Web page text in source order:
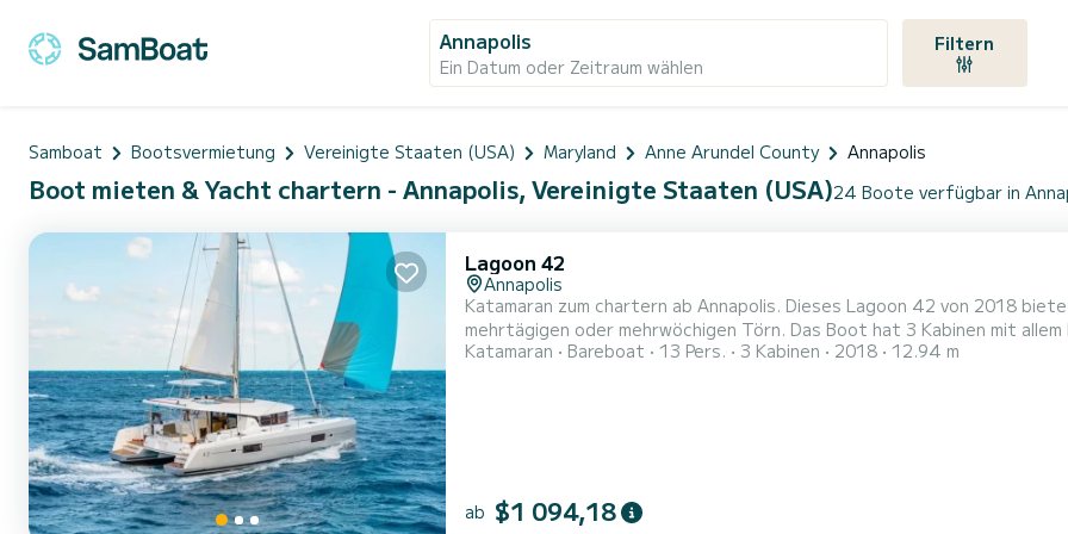
Annapolis
Ein Datum oder Zeitraum wählen
Filtern
Samboat Bootsvermietung Vereinigte Staaten (USA) Maryland Anne Arundel County Annapolis
Boot mieten & Yacht chartern - Annapolis, Vereinigte Staaten (USA)24 Boote verfügbar in
Lagoon 42
Annapolis
Katamaran zum chartern ab Annapolis. Dieses Lagoon 42 von 2018
mehrtägigen oder mehrwöchigen Törn. Das Boot hat 3 Kabinen mit allem Komfort und eine Kapazität von 13 Personen. Mit einer
Gesamtlänge von 13 Metern wird es Ihr perfekter Begleiter sein, um
Katamaran Bareboat 13 Pers. 3 Kabinen 2018 12.94 m
ab $1 094,18